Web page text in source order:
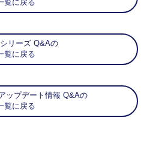
覧に戻る
リーズ Q&Aの
覧に戻る
ップデート情報 Q&Aの
覧に戻る